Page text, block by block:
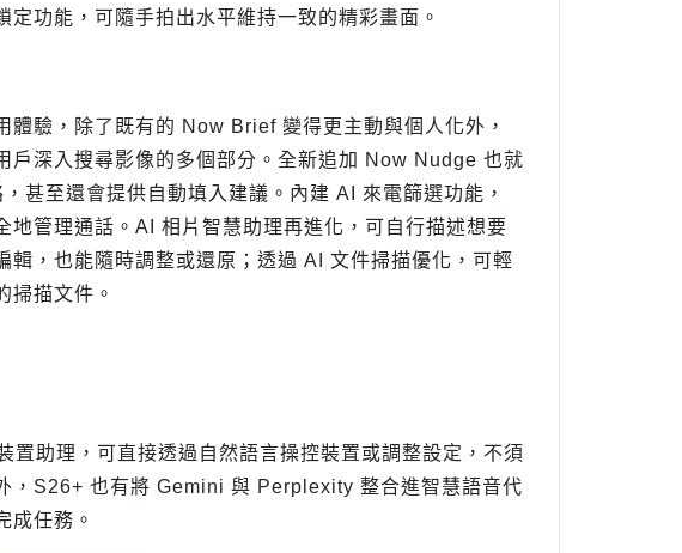
功能，可隨手拍出水平維持一致的精彩畫面。
驗，除了既有的 Now Brief 變得更主動與個人化外，
戶深入搜尋影像的多個部分。全新追加 Now Nudge 也就
甚至還會提供自動填入建議。內建 AI 來電篩選功能，
管理通話。AI 相片智慧助理再進化，可自行描述想要
，也能隨時調整或還原；透過 AI 文件掃描優化，可輕
掃描文件。
助理，可直接透過自然語言操控裝置或調整設定，不須
，S26+ 也有將 Gemini 與 Perplexity 整合進智慧語音代
成任務。